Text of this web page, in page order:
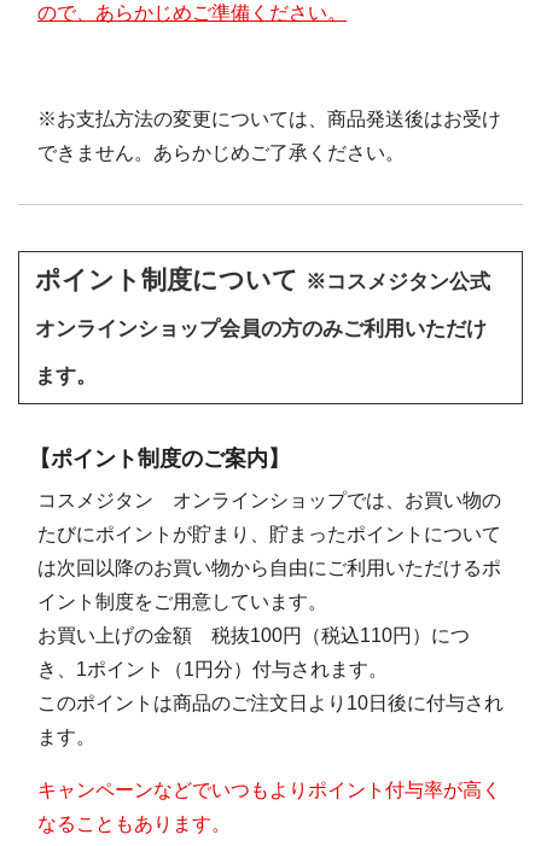
ので、あらかじめご準備ください。
※お支払方法の変更については、商品発送後はお受け
できません。あらかじめご了承ください。
ポイント制度について ※コスメジタン公式
オンラインショップ会員の方のみご利用いただけ
ます。
【ポイント制度のご案内】
コスメジタン オンラインショップでは、お買い物の
たびにポイントが貯まり、貯まったポイントについて
は次回以降のお買い物から自由にご利用いただけるポ
イント制度をご用意しています。
お買い上げの金額 税抜100円（税込110円）につ
き、1ポイント（1円分）付与されます。
このポイントは商品のご注文日より10日後に付与され
ます。
キャンペーンなどでいつもよりポイント付与率が高く
なることもあります。